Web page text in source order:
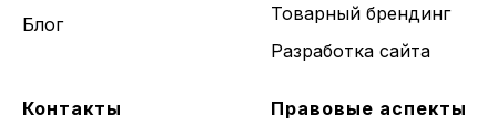
Блог
Товарный брендинг
Разработка сайта
Контакты
Правовые аспекты